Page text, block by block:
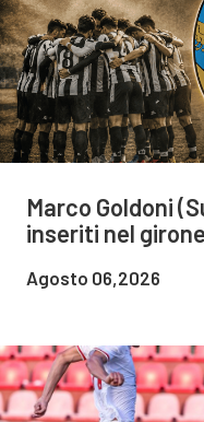
Marco Goldoni
inseriti nel
Agosto 06,2026